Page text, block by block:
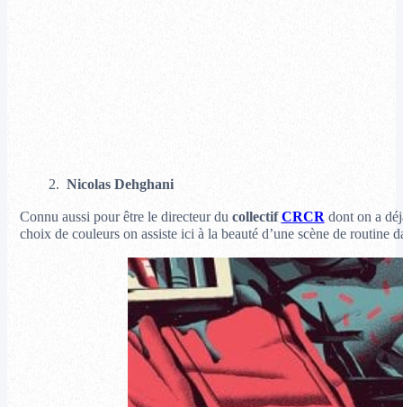
2. Nicolas Dehghani
Connu aussi pour être le directeur du collectifCRCRdont on a
choix de couleurs on assiste ici à la beauté d’une scène de routine